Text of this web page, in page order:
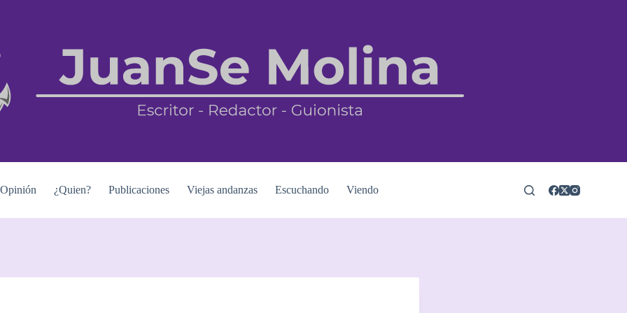
Opinión ¿Quien? Publicaciones Viejas andanzas Escuchando Viendo